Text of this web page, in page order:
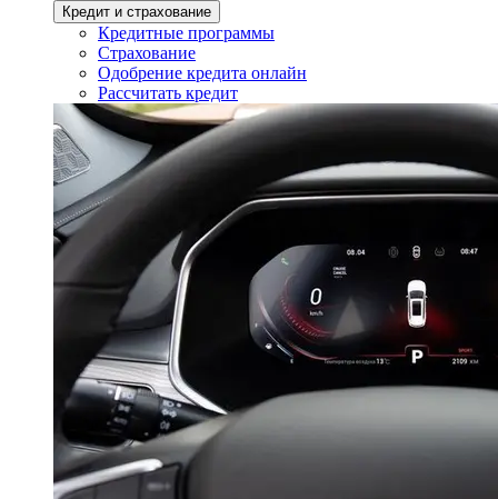
Кредит и страхование
Кредитные программы
Страхование
Одобрение кредита онлайн
Рассчитать кредит